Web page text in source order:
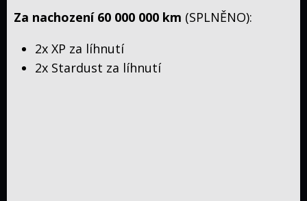
O
Za nachození 60 000 000 km (SPLNĚNO):
2x XP za líhnutí
2x Stardust za líhnutí